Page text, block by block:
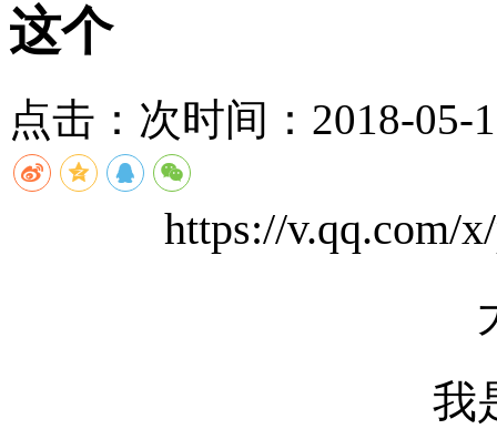
这个
点击： 次时间：2018-05-
https://v.qq.com/
我